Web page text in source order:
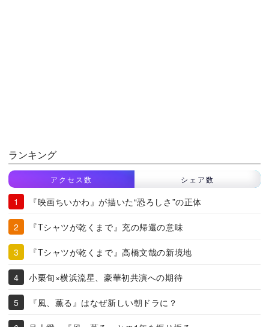
ランキング
アクセス数 シェア数
『映画ちいかわ』が描いた“恐ろしさ”の正体
『Tシャツが乾くまで』充の帰還の意味
『Tシャツが乾くまで』高橋文哉の新境地
小栗旬×横浜流星、豪華初共演への期待
『風、薫る』はなぜ新しい朝ドラに？